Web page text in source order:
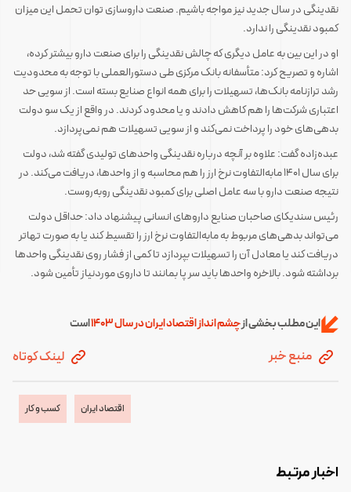
نقدینگی در سال جدید نیز مواجه باشیم. صنعت داروسازی توان تحمل این میزان
کمبود نقدینگی را ندارد.
او در این بین به عامل دیگری که چالش نقدینگی را برای صنعت دارو بیشتر کرده،
اشاره و تصریح کرد: متأسفانه بانک مرکزی طی دستورالعملی با توجه به محدودیت
رشد ترازنامه بانک‌ها، تسهیلات را برای همه انواع صنایع بسته است. از سویی حد
اعتباری شرکت‌ها را هم کاهش دادند و یا محدود کردند. در واقع از یک سو دولت
بدهی‌های خود را پرداخت نمی‌کند و از سویی تسهیلات هم نمی‌پردازد.
عبده‌زاده گفت: علاوه بر آنچه درباره نقدینگی واحدهای تولیدی گفته شد، دولت
برای سال 1401 مابه‌التفاوت نرخ ارز را هم محاسبه و از واحدها، دریافت می‌کند. در
نتیجه صنعت دارو با سه عامل اصلی برای کمبود نقدینگی روبه‌روست.
رئیس سندیکای صاحبان صنایع داروهای انسانی پیشنهاد داد: حداقل دولت
می‌تواند بدهی‌های مربوط به مابه‌التفاوت نرخ ارز را تقسیط کند یا به صورت تهاتر
دریافت کند یا معادل آن را تسهیلات بپردازد تا کمی از فشار روی نقدینگی واحدها
برداشته شود. بالاخره واحدها باید سر پا بمانند تا داروی موردنیاز تأمین شود.
این مطلب بخشی ازچشم انداز اقتصاد ایران در سال 1403 است
منبع خبر لینک کوتاه
اقتصاد ایران کسب و کار
اخبار مرتبط